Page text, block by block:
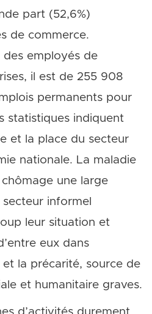
part (52,6%)
de commerce.
des employés de
il est de 255 908
permanents pour
statistiques indiquent
et la place du secteur
nationale. La maladie
chômage une large
informel
leur situation et
eux dans
et la précarité, source de
et humanitaire graves.